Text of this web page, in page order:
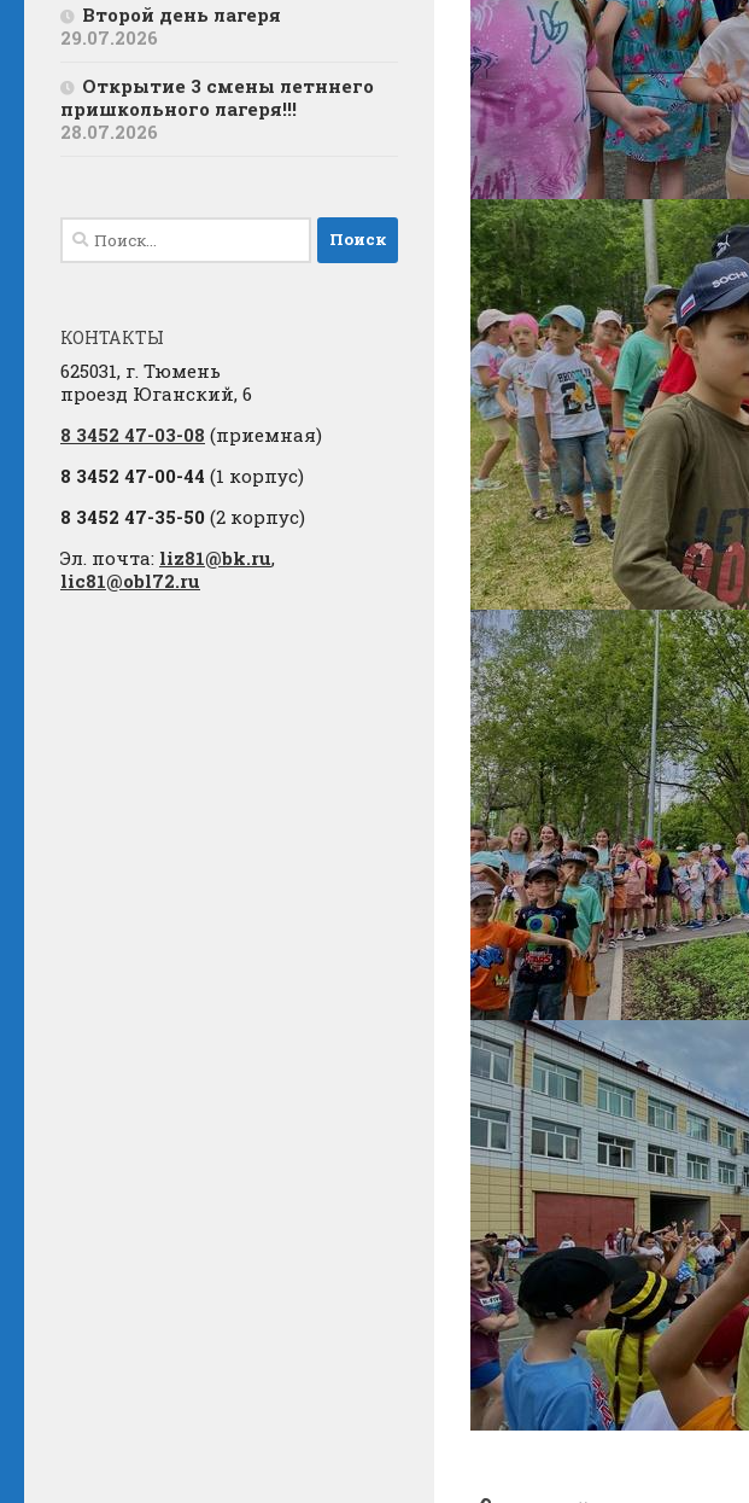
Второй день лагеря
29.07.2026
Открытие 3 смены летннего
пришкольного лагеря!!!
28.07.2026
Найти:
КОНТАКТЫ
625031, г. Тюмень
проезд Юганский, 6
8 3452 47-03-08 (приемная)
8 3452 47-00-44 (1 корпус)
8 3452 47-35-50 (2 корпус)
Эл. почта: liz81@bk.ru,
lic81@obl72.ru